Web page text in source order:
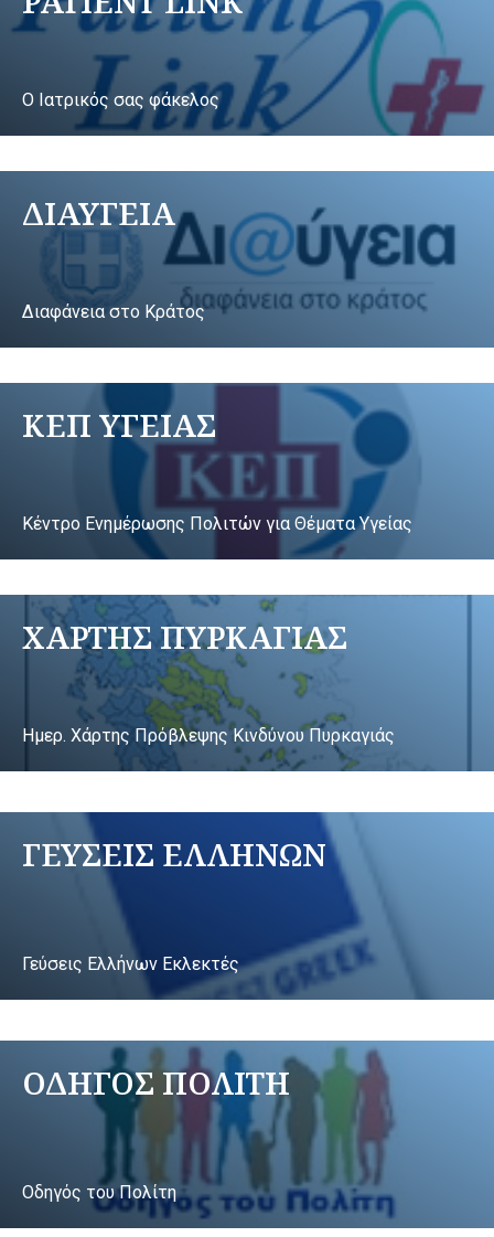
Ο Ιατρικός σας φάκελος
ΔΙΑΥΓΕΙΑ
Διαφάνεια στο Κράτος
ΚΕΠ ΥΓΕΙΑΣ
Κέντρο Ενημέρωσης Πολιτών για Θέματα Υγείας
ΧΑΡΤΗΣ ΠΥΡΚΑΓΙΑΣ
Ημερ. Χάρτης Πρόβλεψης Κινδύνου Πυρκαγιάς
ΓΕΥΣΕΙΣ ΕΛΛΗΝΩΝ
Γεύσεις Ελλήνων Εκλεκτές
ΟΔΗΓΟΣ ΠΟΛΙΤΗ
Οδηγός του Πολίτη